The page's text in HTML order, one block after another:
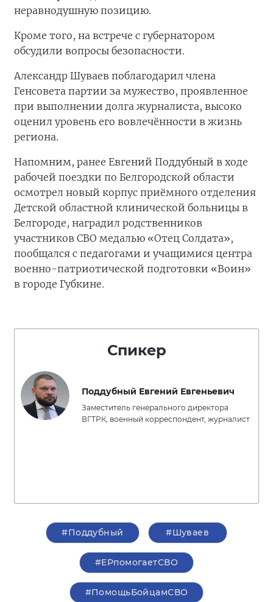
неравнодушную позицию.
Кроме того, на встрече с губернатором
обсудили вопросы безопасности.
Александр Шуваев поблагодарил члена
Генсовета партии за мужество, проявленное
при выполнении долга журналиста, высоко
оценил уровень его вовлечённости в жизнь
региона.
Напомним, ранее Евгений Поддубный в ходе
рабочей поездки по Белгородской области
осмотрел новый корпус приёмного отделения
Детской областной клинической больницы в
Белгороде, наградил родственников
участников СВО медалью «Отец Солдата»,
пообщался с педагогами и учащимися центра
военно-патриотической подготовки «Воин»
в городе Губкине.
Спикер
Поддубный Евгений Евгеньевич
Заместитель генерального директора
ВГТРК, военный корреспондент, журналист
#Поддубный #Шуваев
#ЕРпомогаетСВО
#ПомощьБойцамСВО